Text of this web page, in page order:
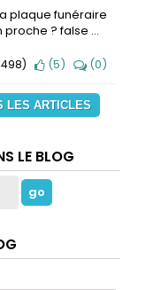
plaque funéraire
? false ...
(5) (0)
LES ARTICLES
LE BLOG